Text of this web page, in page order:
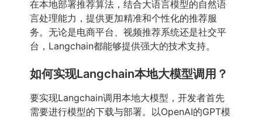
在本地部署推荐算法，结合大语言模型的自然语
言处理能力，提供更加精准和个性化的推荐服
务。无论是电商平台、视频推荐系统还是社交平
台，Langchain都能够提供强大的技术支持。
如何实现Langchain本地大模型调用？
要实现Langchain调用本地大模型，开发者首先
需要进行模型的下载与部署。以OpenAI的GPT模